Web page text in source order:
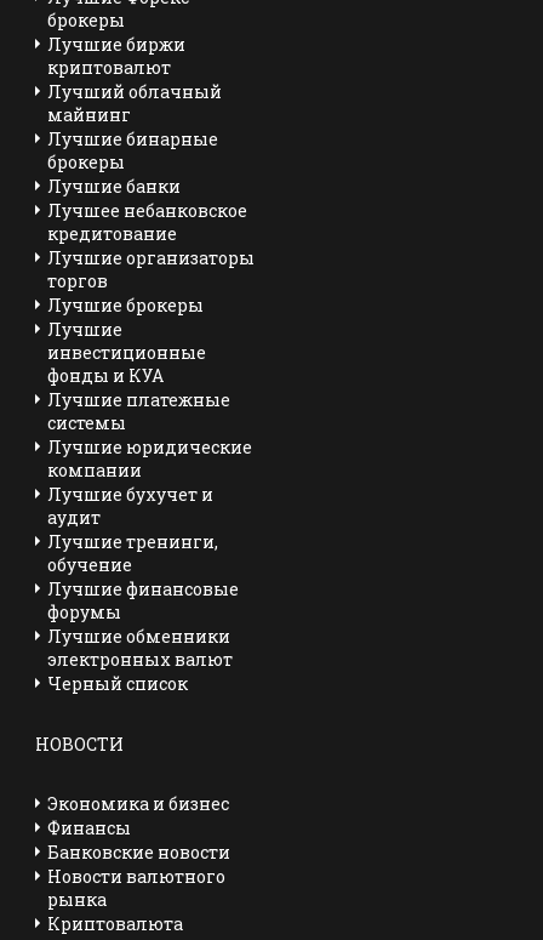
брокеры
Лучшие биржи
криптовалют
Лучший облачный
майнинг
Лучшие бинарные
брокеры
Лучшие банки
Лучшее небанковское
кредитование
Лучшие организаторы
торгов
Лучшие брокеры
Лучшие
инвестиционные
фонды и КУА
Лучшие платежные
системы
Лучшие юридические
компании
Лучшие бухучет и
аудит
Лучшие тренинги,
обучение
Лучшие финансовые
форумы
Лучшие обменники
электронных валют
Черный список
НОВОСТИ
Экономика и бизнес
Финансы
Банковские новости
Новости валютного
рынка
Криптовалюта